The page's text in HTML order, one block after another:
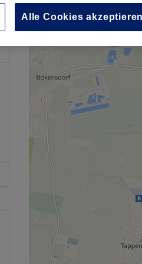
Alle Cookies